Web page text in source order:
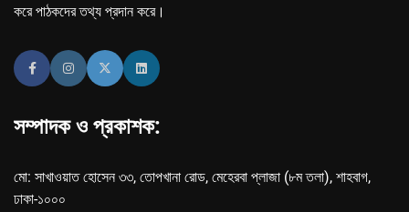
করে পাঠকদের তথ্য প্রদান করে।
সম্পাদক ও প্রকাশক:
মো: সাখাওয়াত হোসেন ৩৩, তোপখানা রোড, মেহেরবা প্লাজা (৮ম তলা), শাহবাগ,
ঢাকা-১০০০